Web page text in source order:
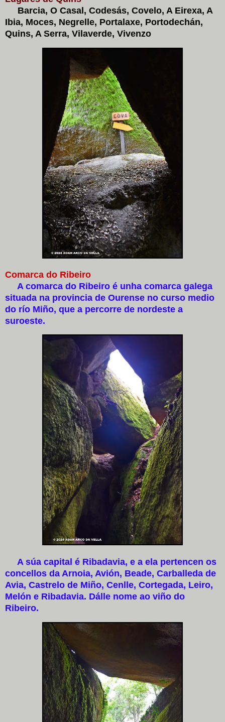
Barcia, O Casal, Codesás, Covelo, A Eirexa, A
Ibia, Moces, Negrelle, Portalaxe, Portodechán,
Quins, A Serra, Vilaverde, Vivenzo
Comarca do Ribeiro
A comarca do Ribeiro é unha comarca galega
situada na provincia de Ourense no curso medio
do río Miño, que a percorre de nordeste a
suroeste.
A súa capital é Ribadavia, e a ela pertencen os
concellos da Arnoia, Avión, Beade, Carballeda de
Avia, Castrelo de Miño, Cenlle, Cortegada, Leiro,
Melón e Ribadavia. Dálle nome ao viño do
Ribeiro.